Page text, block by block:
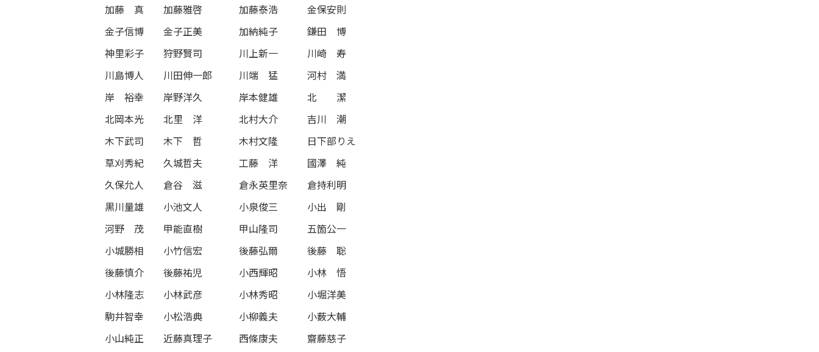
加藤 真
加藤雅啓 加藤泰浩
金保安則
金子信博
金子正美 加納純子
鎌田 博
神里彩子
狩野賢司 川上新一
川崎 寿
川島博人
川田伸一郎 川端 猛
河村 満
岸 裕幸
岸野洋久 岸本健雄
北 潔
北岡本光
北里 洋 北村大介
吉川 潮
木下武司
木下 哲 木村文隆
日下部りえ
草刈秀紀
久城哲夫 工藤 洋
國澤 純
久保允人
倉谷 滋 倉永英里奈
倉持利明
黒川量雄
小池文人 小泉俊三
小出 剛
河野 茂
甲能直樹 甲山隆司
五箇公一
小城勝相
小竹信宏 後藤弘爾
後藤 聡
後藤慎介
後藤祐児 小西輝昭
小林 悟
小林隆志
小林武彦 小林秀昭
小堀洋美
駒井智幸
小松浩典 小柳義夫
小薮大輔
小山純正
近藤真理子 西條康夫
齋藤慈子